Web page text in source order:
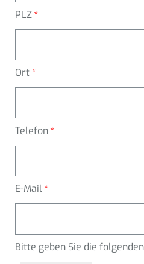
PLZ
Ort
Telefon
E-Mail
Bitte geben Sie die